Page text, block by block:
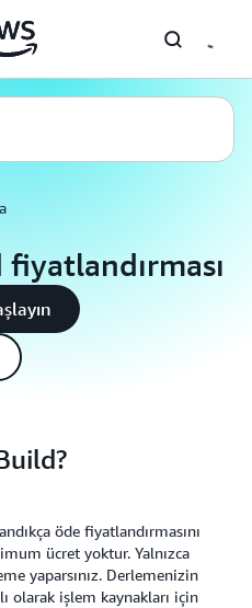
öde fiyatlandırmasını
ücret yoktur. Yalnızca
yaparsınız. Derlemenizin
olarak işlem kaynakları için